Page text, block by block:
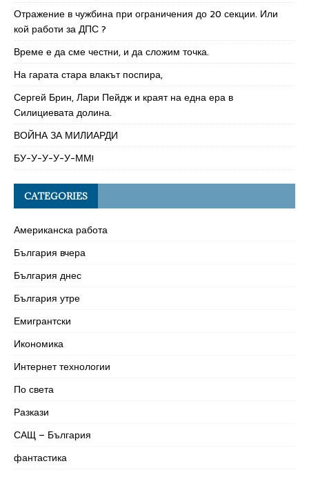
Отражение в чужбина при ограничения до 20 секции. Или
кой работи за ДПС ?
Време е да сме честни, и да сложим точка.
На гарата стара влакът поспира,
Сергей Брин, Лари Пейдж и краят на една ера в
Силициевата долина.
ВОЙНА ЗА МИЛИАРДИ
БУ-У-У-У-У-ММ!
CATEGORIES
Американска работа
България вчера
България днес
България утре
Емигрантски
Икономика
Интернет технологии
По света
Разкази
САЩ – България
фантастика